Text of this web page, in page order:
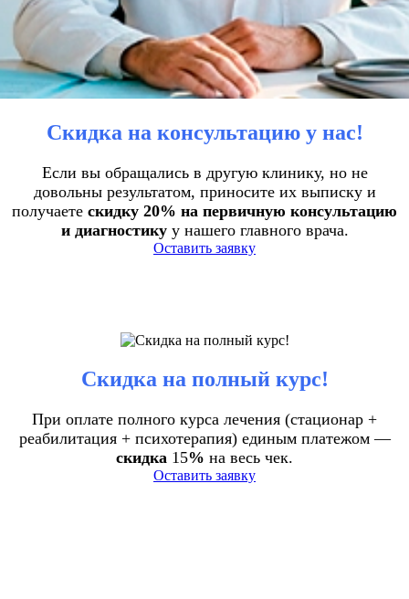
Скидка на консультацию у нас!
Если вы обращались в другую клинику, но не
довольны результатом, приносите их выписку и
получаете скидку 20% на первичную консультацию
и диагностикуу нашего главного врача.
Оставить заявку
Скидка на полный курс!
При оплате полного курса лечения (стационар +
реабилитация + психотерапия) единым платежом —
скидка 15% на весь чек.
Оставить заявку